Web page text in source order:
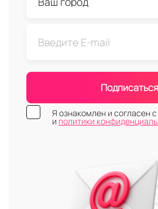
Подписаться
Я ознакомлен и согласен
и политики